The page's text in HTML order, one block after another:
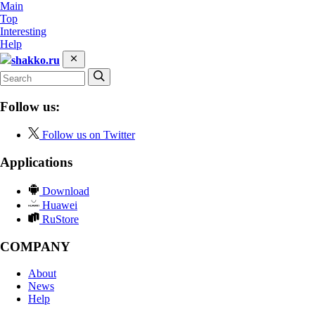
Main
Top
Interesting
Help
shakko.ru
Follow us:
Follow us on Twitter
Applications
Download
Huawei
RuStore
COMPANY
About
News
Help